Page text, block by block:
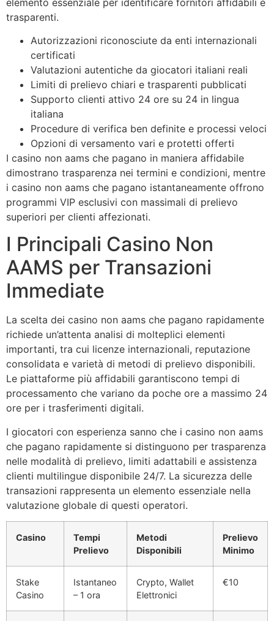
trasparenti.
Autorizzazioni riconosciute da enti internazionali
certificati
Valutazioni autentiche da giocatori italiani reali
Limiti di prelievo chiari e trasparenti pubblicati
Supporto clienti attivo 24 ore su 24 in lingua
italiana
Procedure di verifica ben definite e processi veloci
Opzioni di versamento vari e protetti offerti
I casino non aams che pagano in maniera affidabile
dimostrano trasparenza nei termini e condizioni, mentre
i casino non aams che pagano istantaneamente offrono
programmi VIP esclusivi con massimali di prelievo
superiori per clienti affezionati.
I Principali Casino Non
AAMS per Transazioni
Immediate
La scelta dei casino non aams che pagano rapidamente
richiede un’attenta analisi di molteplici elementi
importanti, tra cui licenze internazionali, reputazione
consolidata e varietà di metodi di prelievo disponibili.
Le piattaforme più affidabili garantiscono tempi di
processamento che variano da poche ore a massimo 24
ore per i trasferimenti digitali.
I giocatori con esperienza sanno che i casino non aams
che pagano rapidamente si distinguono per trasparenza
nelle modalità di prelievo, limiti adattabili e assistenza
clienti multilingue disponibile 24/7. La sicurezza delle
transazioni rappresenta un elemento essenziale nella
valutazione globale di questi operatori.
Casino
Tempi
Prelievo
Metodi
Disponibili
Prelievo
Minimo
Stake
Casino
Istantaneo
– 1 ora
Crypto, Wallet
Elettronici
€10